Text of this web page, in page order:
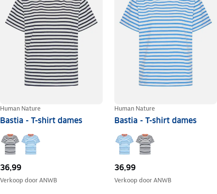
Human Nature
Bastia - T-shirt dames
36,99
Verkoop doorANWB
Human Nature
Bastia - T-shirt dames
36,99
Verkoop doorANWB